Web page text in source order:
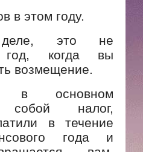
в этом году.
это не
год, когда вы
возмещение.
в основном
собой налог,
в течение
года и